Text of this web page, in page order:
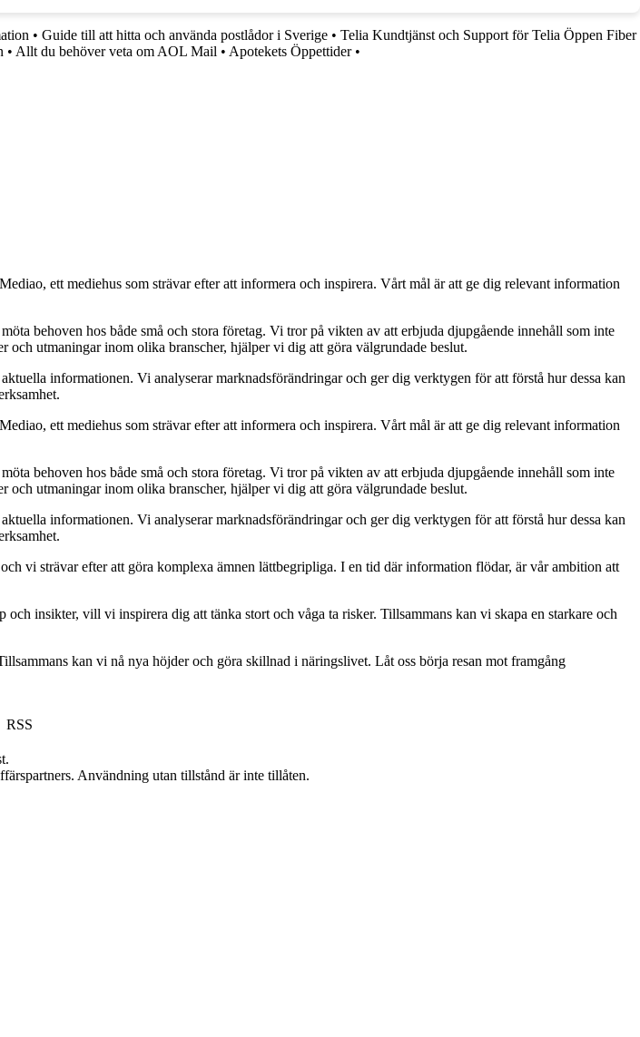
• Guide till att hitta och använda postlådor i Sverige • Telia Kundtjänst och Support för Telia Öppen Fiber
• Allt du behöver veta om AOL Mail • Apotekets Öppettider•
ett mediehus som strävar efter att informera och inspirera. Vårt mål är att ge dig relevant information
behoven hos både små och stora företag. Vi tror på vikten av att erbjuda djupgående innehåll som inte
utmaningar inom olika branscher, hjälper vi dig att göra välgrundade beslut.
informationen. Vi analyserar marknadsförändringar och ger dig verktygen för att förstå hur dessa kan
ett mediehus som strävar efter att informera och inspirera. Vårt mål är att ge dig relevant information
behoven hos både små och stora företag. Vi tror på vikten av att erbjuda djupgående innehåll som inte
utmaningar inom olika branscher, hjälper vi dig att göra välgrundade beslut.
informationen. Vi analyserar marknadsförändringar och ger dig verktygen för att förstå hur dessa kan
vi strävar efter att göra komplexa ämnen lättbegripliga. I en tid där information flödar, är vår ambition att
insikter, vill vi inspirera dig att tänka stort och våga ta risker. Tillsammans kan vi skapa en starkare och
kan vi nå nya höjder och göra skillnad i näringslivet. Låt oss börja resan mot framgång
RSS
Användning utan tillstånd är inte tillåten.